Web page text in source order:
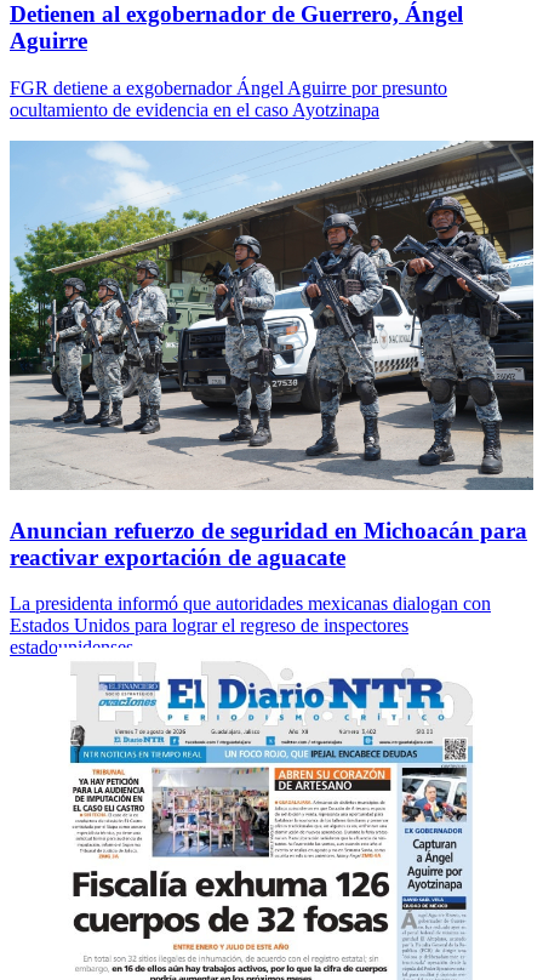
Detienen al exgobernador de Guerrero, Ángel
Aguirre
FGR detiene a exgobernador Ángel Aguirre por presunto
ocultamiento de evidencia en el caso Ayotzinapa
Anuncian refuerzo de seguridad en Michoacán para
reactivar exportación de aguacate
La presidenta informó que autoridades mexicanas dialogan con
Estados Unidos para lograr el regreso de inspectores
estadounidenses